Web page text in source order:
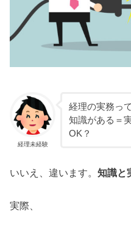
経理未経験
経理の実務っ
知識がある＝
OK？
いいえ、違います。知識と
実際、